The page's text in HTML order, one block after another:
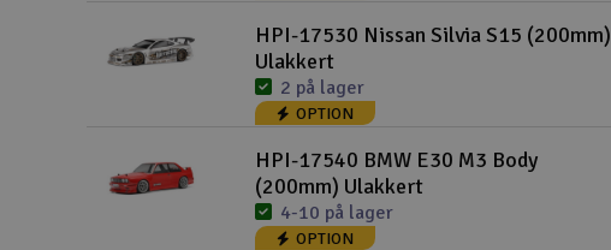
OPTION
HPI-17530 Nissan Silvia S15 (200mm)
Ulakkert
2 på lager
OPTION
HPI-17540 BMW E30 M3 Body
(200mm) Ulakkert
4-10 på lager